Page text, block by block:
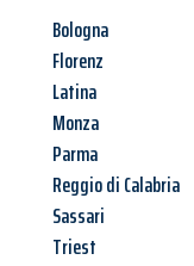
Bologna
Florenz
Latina
Monza
Parma
Reggio di Calabria
Sassari
Triest